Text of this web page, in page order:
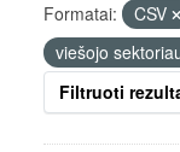
Formatai: CSV
viešojo
Filtruoti